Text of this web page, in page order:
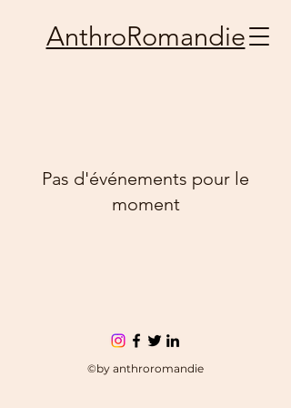
AnthroRomandie
Pas d'événements pour le
moment
©by anthroromandie